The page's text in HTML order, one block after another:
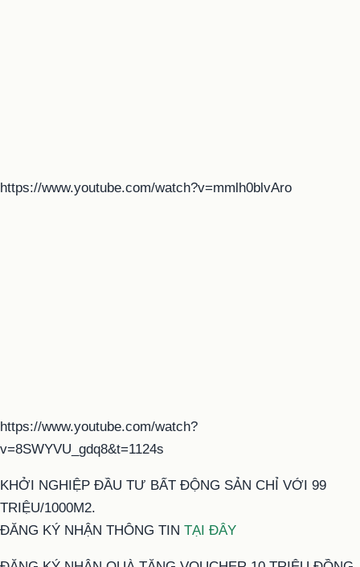
https://www.youtube.com/watch?v=mmlh0blvAro
https://www.youtube.com/watch?
v=8SWYVU_gdq8&t=1124s
KHỞI NGHIỆP ĐẦU TƯ BẤT ĐỘNG SẢN CHỈ VỚI 99
TRIỆU/1000M2.
ĐĂNG KÝ NHẬN THÔNG TIN TẠI ĐÂY